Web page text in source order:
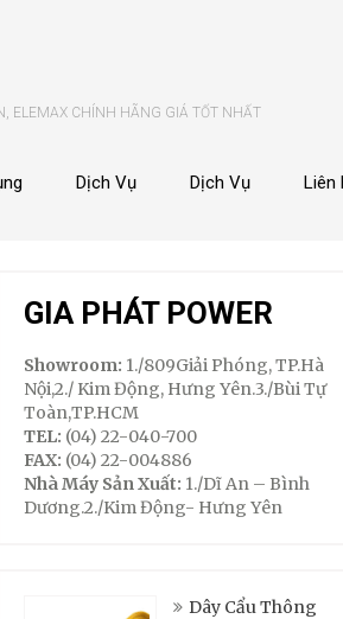
ELEMAX CHÍNH HÃNG GIÁ TỐT NHẤT
Dịch Vụ Dịch Vụ Liên
GIA PHÁT POWER
Showroom: 1./809Giải Phóng, TP.Hà
Nội,2./ Kim Động, Hưng Yên.3./Bùi Tự
Toàn,TP.HCM
TEL: (04) 22-040-700
FAX: (04) 22-004886
Nhà Máy Sản Xuất: 1./Dĩ An – Bình
Dương.2./Kim Động- Hưng Yên
Dây Cẩu Thông